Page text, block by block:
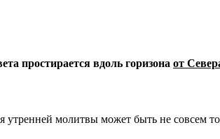
простирается вдоль горизона от
утренней молитвы может быть не совсем